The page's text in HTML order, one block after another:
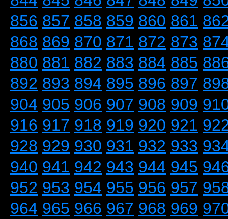
856 857 858 859 860 861
868 869 870 871 872 873
880 881 882 883 884 885
892 893 894 895 896 897
904 905 906 907 908 909
916 917 918 919 920 921
928 929 930 931 932 933
940 941 942 943 944 945
952 953 954 955 956 957
964 965 966 967 968 969